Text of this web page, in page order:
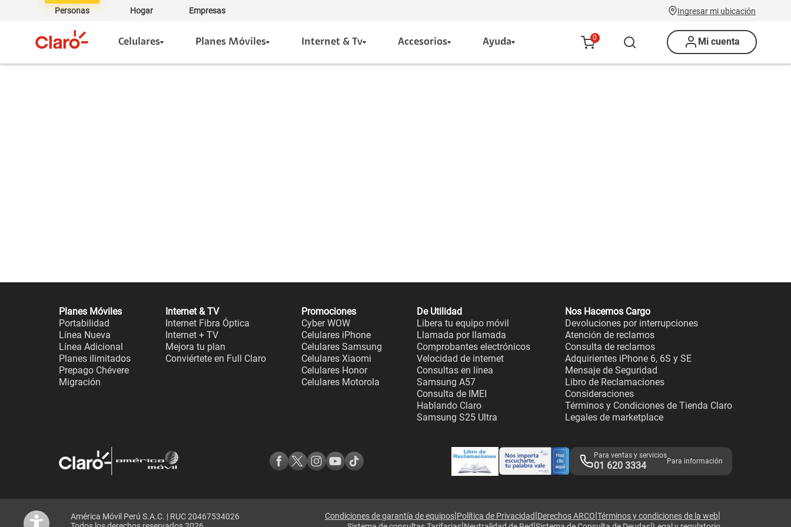
Personas Hogar Empresas Ingresar mi ubicación
Celulares Planes Móviles Internet & Tv Accesorios Ayuda 0 Mi cuenta
Planes Móviles
Portabilidad
Línea Nueva
Línea Adicional
Planes ilimitados
Prepago Chévere
Migración
Internet & TV
Internet Fibra Óptica
Internet + TV
Mejora tu plan
Conviértete en Full Claro
Promociones
Cyber WOW
Celulares iPhone
Celulares Samsung
Celulares Xiaomi
Celulares Honor
Celulares Motorola
De Utilidad
Libera tu equipo móvil
Llamada por llamada
Comprobantes electrónicos
Velocidad de internet
Consultas en línea
Samsung A57
Consulta de IMEI
Hablando Claro
Samsung S25 Ultra
Nos Hacemos Cargo
Devoluciones por interrupciones
Atención de reclamos
Consulta de reclamos
Adquirientes iPhone 6, 6S y SE
Mensaje de Seguridad
Libro de Reclamaciones
Consideraciones
Términos y Condiciones de Tienda Claro
Legales de marketplace
Para ventas y servicios
01 620 3334 Para información
América Móvil Perú S.A.C. | RUC 20467534026
Condiciones de garantía de equipos|Política de Privacidad|Derechos ARCO|Términos y condiciones de la web|